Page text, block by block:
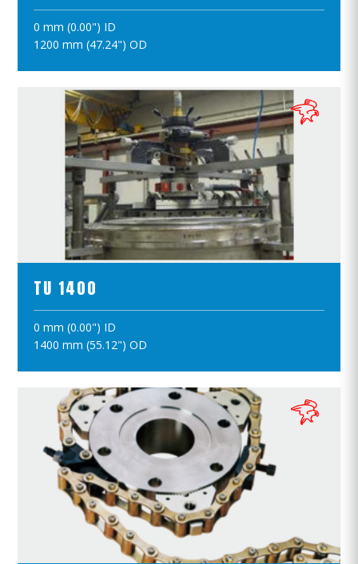
0 mm (0.00") ID
1200 mm (47.24") OD
ПОЛОЖИТЪ В КОРЗИНУ
TU 1400
0 mm (0.00") ID
1400 mm (55.12") OD
ПРОСМОТР ПРОДУКТОВ
ПОЛОЖИТЪ В КОРЗИНУ
ПРОСМОТР ПРОДУКТОВ